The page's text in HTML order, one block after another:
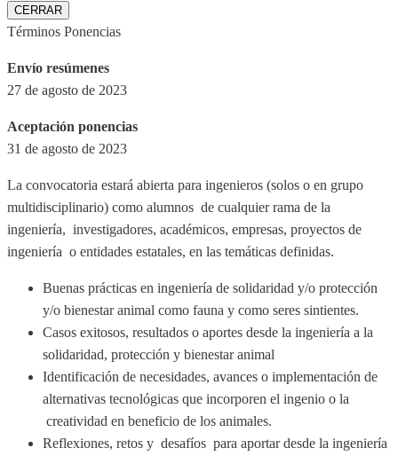
CERRAR
Términos Ponencias
Envío resúmenes
27 de agosto de 2023
Aceptación ponencias
31 de agosto de 2023
La convocatoria estará abierta para ingenieros (solos o en grupo
multidisciplinario) como alumnos de cualquier rama de la
ingeniería, investigadores, académicos, empresas, proyectos de
ingeniería o entidades estatales, en las temáticas definidas.
Buenas prácticas en ingeniería de solidaridad y/o protección
y/o bienestar animal como fauna y como seres sintientes.
Casos exitosos, resultados o aportes desde la ingeniería a la
solidaridad, protección y bienestar animal
Identificación de necesidades, avances o implementación de
alternativas tecnológicas que incorporen el ingenio o la
creatividad en beneficio de los animales.
Reflexiones, retos y desafíos para aportar desde la ingeniería